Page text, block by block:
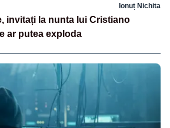
Ionuț Nichita
invitați la nunta lui Cristiano
ar putea exploda